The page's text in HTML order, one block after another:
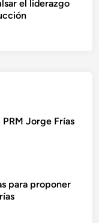
el liderazgo
Jorge Frías
para proponer